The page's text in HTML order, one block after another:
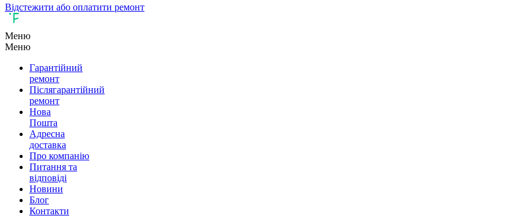
Відстежити або оплатити ремонт
Меню
Меню
Гарантійний
ремонт
Післягарантійний
ремонт
Нова
Пошта
Адресна
доставка
Про компанію
Питання та
відповіді
Новини
Блог
Контакти